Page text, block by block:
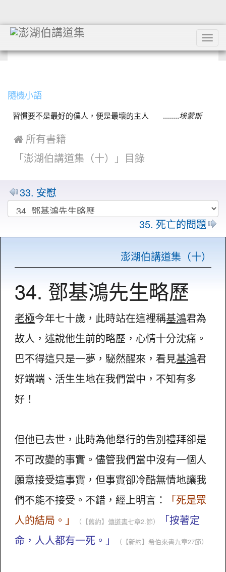
隨機小語
習慣要不是最好的僕人，便是最壞的主人 ........埃蒙斯
 所有書籍
「澎湖伯講道集（十）」目錄
33. 安慰
35. 死亡的問題
澎湖伯講道集（十）
34. 鄧基鴻先生略歷
老極今年七十歲，此時站在這裡稱基鴻君為
故人，述說他生前的略歷，心情十分沈痛。
巴不得這只是一夢，駜然醒來，看見基鴻君
好端端、活生生地在我們當中，不知有多
好！
但他已去世，此時為他舉行的告別禮拜卻是
不可改變的事實。儘管我們當中沒有一個人
願意接受這事實，但事實卻冷酷無情地讓我
們不能不接受。不錯，經上明言：
「死是眾
人的結局。」
（ 【舊約】傳道書七章2.節）
「按著定
命，人人都有一死。」
（ 【新約】 希伯來書九章27節）